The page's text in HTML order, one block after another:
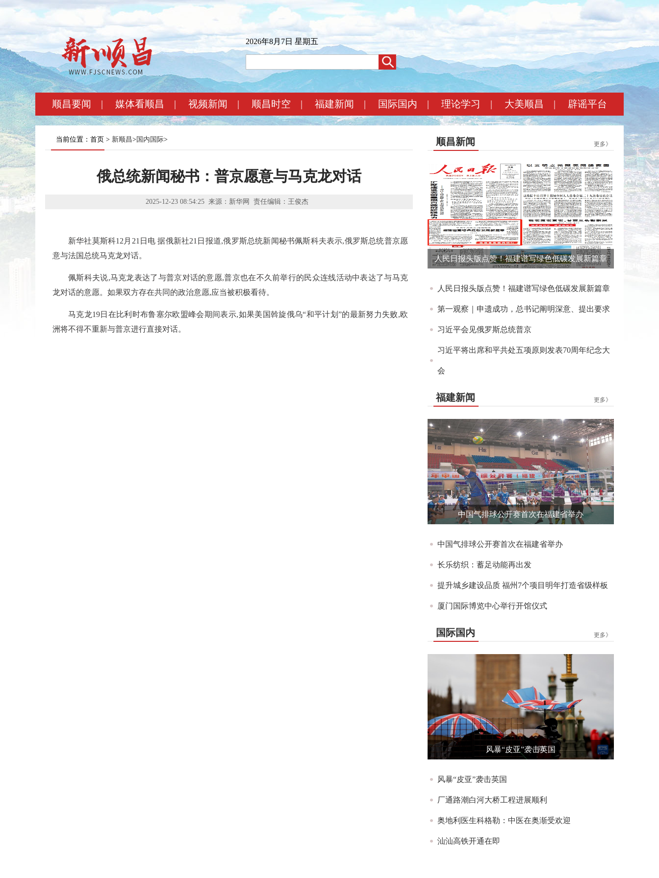
2026年8月7日 星期五
顺昌要闻 | 媒体看顺昌 | 视频新闻 | 顺昌时空 | 福建新闻 | 国际国内 | 理论学习 | 大美顺昌 | 辟谣平台
当前位置：首页 > 新顺昌> 国内国际>
俄总统新闻秘书：普京愿意与马克龙对话
2025-12-23 08:54:25 来源：新华网 责任编辑：王俊杰
新华社莫斯科12月21日电 据俄新社21日报道,俄罗斯总统新闻秘书佩斯科夫表示,俄罗斯总统普京愿
意与法国总统马克龙对话。
佩斯科夫说,马克龙表达了与普京对话的意愿,普京也在不久前举行的民众连线活动中表达了与马克
龙对话的意愿。如果双方存在共同的政治意愿,应当被积极看待。
马克龙19日在比利时布鲁塞尔欧盟峰会期间表示,如果美国斡旋俄乌“和平计划”的最新努力失败,欧
洲将不得不重新与普京进行直接对话。
更多》
顺昌新闻
人民日报头版点赞！福建谱写绿色低碳发展新篇章
人民日报头版点赞！福建谱写绿色低碳发展新篇章
第一观察｜申遗成功，总书记阐明深意、提出要求
习近平会见俄罗斯总统普京
习近平将出席和平共处五项原则发表70周年纪念大
会
更多》
福建新闻
中国气排球公开赛首次在福建省举办
中国气排球公开赛首次在福建省举办
长乐纺织：蓄足动能再出发
提升城乡建设品质 福州7个项目明年打造省级样板
厦门国际博览中心举行开馆仪式
更多》
国际国内
风暴“皮亚”袭击英国
风暴“皮亚”袭击英国
厂通路潮白河大桥工程进展顺利
奥地利医生科格勒：中医在奥渐受欢迎
汕汕高铁开通在即